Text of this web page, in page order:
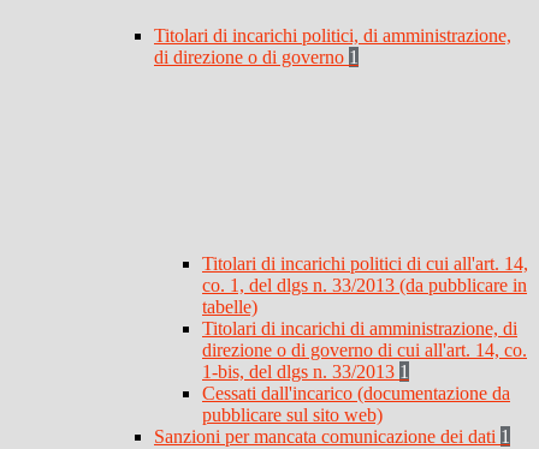
Titolari di incarichi politici, di amministrazione,
di direzione o di governo 1
Titolari di incarichi politici di cui all'art. 14,
co. 1, del dlgs n. 33/2013 (da pubblicare in
tabelle)
Titolari di incarichi di amministrazione, di
direzione o di governo di cui all'art. 14, co.
1-bis, del dlgs n. 33/2013 1
Cessati dall'incarico (documentazione da
pubblicare sul sito web)
Sanzioni per mancata comunicazione dei dati 1